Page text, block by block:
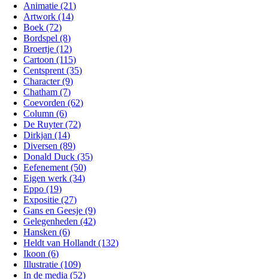
Animatie (21)
Artwork (14)
Boek (72)
Bordspel (8)
Broertje (12)
Cartoon (115)
Centsprent (35)
Character (9)
Chatham (7)
Coevorden (62)
Column (6)
De Ruyter (72)
Dirkjan (14)
Diversen (89)
Donald Duck (35)
Eefenement (50)
Eigen werk (34)
Eppo (19)
Expositie (27)
Gans en Geesje (9)
Gelegenheden (42)
Hansken (6)
Heldt van Hollandt (132)
Ikoon (6)
Illustratie (109)
In de media (52)